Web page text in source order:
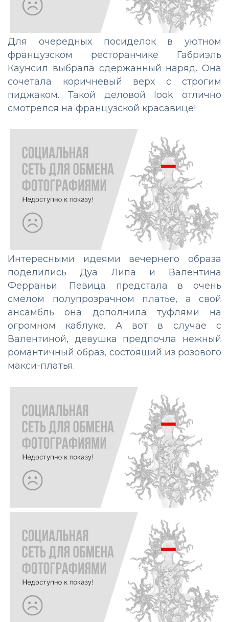
Для очередных посиделок в уютном
французском ресторанчике Габриэль
Каунсил выбрала сдержанный наряд. Она
сочетала коричневый верх с строгим
пиджаком. Такой деловой look отлично
смотрелся на французской красавице!
Интересными идеями вечернего образа
поделились Дуа Липа и Валентина
Ферраньи. Певица предстала в очень
смелом полупрозрачном платье, а свой
ансамбль она дополнила туфлями на
огромном каблуке. А вот в случае с
Валентиной, девушка предпочла нежный
романтичный образ, состоящий из розового
макси-платья.